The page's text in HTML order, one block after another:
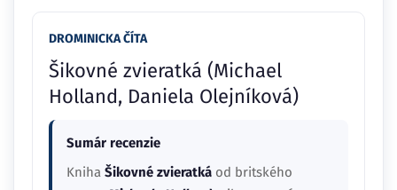
DROMINICKA ČÍTA
Šikovné zvieratká (Michael
Holland, Daniela Olejníková)
Sumár recenzie
Kniha Šikovné zvieratká od britského